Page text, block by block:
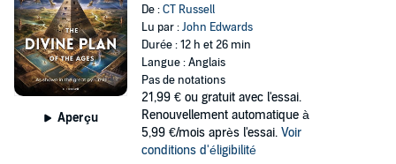
Aperçu
De :CT Russell
Lu par :John Edwards
Durée : 12 h et 26 min
Langue : Anglais
Pas de notations
21,99 € ou gratuit avec l'essai.
Renouvellement automatique à
5,99 €/mois après l'essai. Voir
conditions d'éligibilité